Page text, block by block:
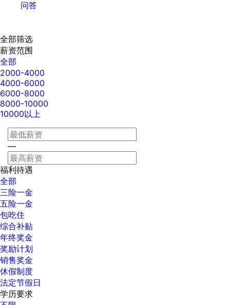
问答
全部筛选
薪资范围
全部
2000-4000
4000-6000
6000-8000
8000-10000
10000以上
—
福利待遇
全部
三险一金
五险一金
包吃住
综合补贴
年终奖金
奖励计划
销售奖金
休假制度
法定节假日
学历要求